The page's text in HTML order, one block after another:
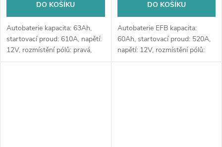
DO KOŠÍKU
Autobaterie kapacita: 63Ah,
startovací proud: 610A, napětí:
12V, rozmístění pólů: pravá,
rozměry: 242 x 175 x 190,
DO KOŠÍKU
Autobaterie EFB kapacita:
60Ah, startovací proud: 520A,
napětí: 12V, rozmístění pólů:
pravá, rozměry: 230 x 173 x